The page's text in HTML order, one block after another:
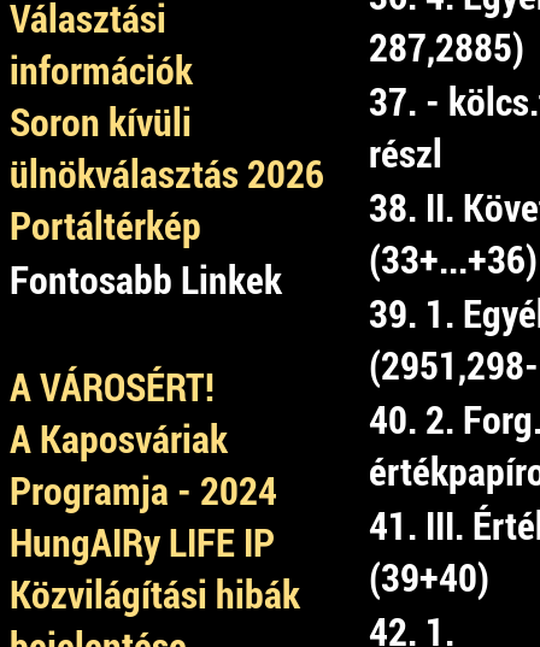
Választási
információk
Soron kívüli
ülnökválasztás 2026
Portáltérkép
Fontosabb Linkek
A VÁROSÉRT!
A Kaposváriak
Programja - 2024
HungAIRy LIFE IP
Közvilágítási hibák
287,2885)
37. -
részl
38. II.
(33+...+36)
39. 1.
40. 2.
41. III.
(39+40)
42. 1.